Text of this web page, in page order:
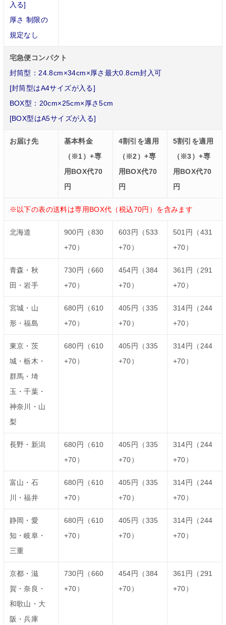
入る]
厚さ 制限の
規定なし
宅急便コンパクト
封筒型：24.8cm×34cm×厚さ最大0.8cm封入可
[封筒型はA4サイズが入る]
BOX型：20cm×25cm×厚さ5cm
[BOX型はA5サイズが入る]
お届け先
基本料金
（※1）+専
用BOX代70
円
4割引を適用
（※2）+専
用BOX代70
円
5割引を適用
（※3）+専
用BOX代70
円
※以下の表の送料は専用BOX代（税込70円）を含みます
北海道
900円（830
+70）
603円（533
+70）
501円（431
+70）
青森・秋
田・岩手
730円（660
+70）
454円（384
+70）
361円（291
+70）
宮城・山
形・福島
680円（610
+70）
405円（335
+70）
314円（244
+70）
東京・茨
城・栃木・
群馬・埼
玉・千葉・
神奈川・山
梨
680円（610
+70）
405円（335
+70）
314円（244
+70）
長野・新潟
680円（610
+70）
405円（335
+70）
314円（244
+70）
富山・石
川・福井
680円（610
+70）
405円（335
+70）
314円（244
+70）
静岡・愛
知・岐阜・
三重
680円（610
+70）
405円（335
+70）
314円（244
+70）
京都・滋
賀・奈良・
和歌山・大
阪・兵庫
730円（660
+70）
454円（384
+70）
361円（291
+70）